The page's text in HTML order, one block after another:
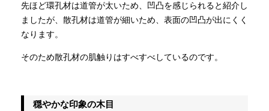
先ほど環孔材は道管が太いため、凹凸を感じられると紹介し
ましたが、散孔材は道管が細いため、表面の凹凸が出にくく
なります。
そのため散孔材の肌触りはすべすべしているのです。
穏やかな印象の木目